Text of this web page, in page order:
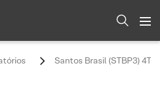
Santos Brasil (STBP3)